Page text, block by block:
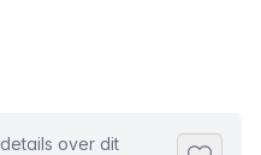
over dit